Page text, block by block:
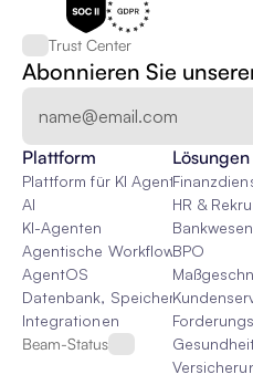
Trust Center
Abonnieren Sie
Plattform
Plattform für KI Agenten
AI
KI-Agenten
Agentische Workflows
AgentOS
Datenbank, Speicher & Rag
Integrationen
Beam-Status
Lösungen
HR &
Bankwesen
BPO